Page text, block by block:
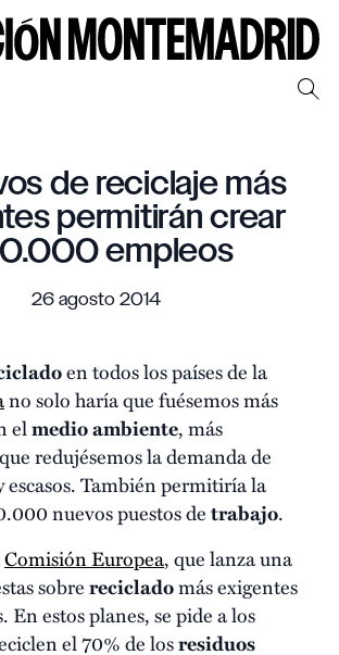
de reciclaje más
permitirán crear
empleos
26 agosto 2014
en todos los países de la
no solo haría que fuésemos más
elmedio ambiente, más
redujésemos la demanda de
escasos. También permitiría la
nuevos puestos detrabajo.
Comisión Europea, que lanza una
sobrerecicladomás exigentes
En estos planes, se pide a los
el 70% de losresiduos